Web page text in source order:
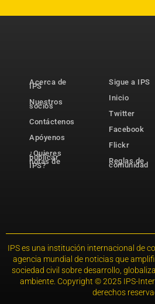
Acerca de
IPS
Nuestros
socios
Contáctenos
Apóyenos
¿Quieres
publicar
notas de
IPS?
Sigue a IPS
Inicio
Twitter
Facebook
Flickr
Reglas de
comunidad
IPS es una institución internacional de
agencia mundial de noticias que
sociedad civil sobre desarrollo,
ambiente. Copyright © 2025 IPS-
derechos